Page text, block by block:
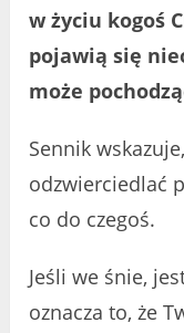
w życiu kogoś
pojawią się
może
Sennik
odzwierciedlać
co do czegoś.
Jeśli we śnie,
oznacza to, że